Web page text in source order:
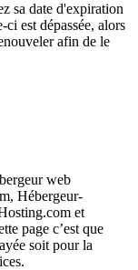
sa date d'expiration
est dépassée, alors
afin de le
web
Hébergeur-
et
page c’est que
soit pour la